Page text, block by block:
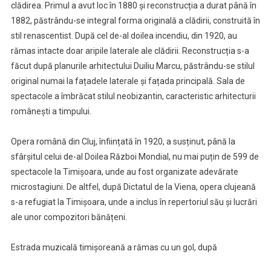
clădirea. Primul a avut loc în 1880 și reconstrucția a durat până în
1882, păstrându-se integral forma originală a clădirii, construită în
stil renascentist. După cel de-al doilea incendiu, din 1920, au
rămas intacte doar aripile laterale ale clădirii. Reconstrucția s-a
făcut după planurile arhitectului Duiliu Marcu, păstrându-se stilul
original numai la fațadele laterale și fațada principală. Sala de
spectacole a îmbrăcat stilul neobizantin, caracteristic arhitecturii
românești a timpului.
Opera română din Cluj, înființată în 1920, a susținut, până la
sfârșitul celui de-al Doilea Război Mondial, nu mai puțin de 599 de
spectacole la Timișoara, unde au fost organizate adevărate
microstagiuni. De altfel, după Dictatul de la Viena, opera clujeană
s-a refugiat la Timișoara, unde a inclus în repertoriul său și lucrări
ale unor compozitori bănățeni.
Estrada muzicală timișoreană a rămas cu un gol, după